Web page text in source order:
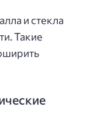
и стекла
Такие